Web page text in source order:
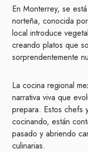
En Monterrey, se
norteña, conocida
local introduce
creando platos que
sorprendentemente
La cocina regional
narrativa viva que
prepara. Estos chefs
cocinando, están
pasado y abriendo
culinarias.